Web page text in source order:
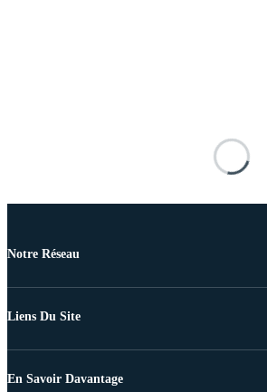
Notre Réseau
Liens Du Site
En Savoir Davantage